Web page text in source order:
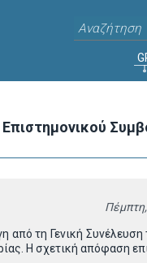
από τη Γενική
Η σχετική απόφαση